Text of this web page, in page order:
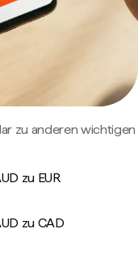
zu anderen wichtigen
zu EUR
zu CAD